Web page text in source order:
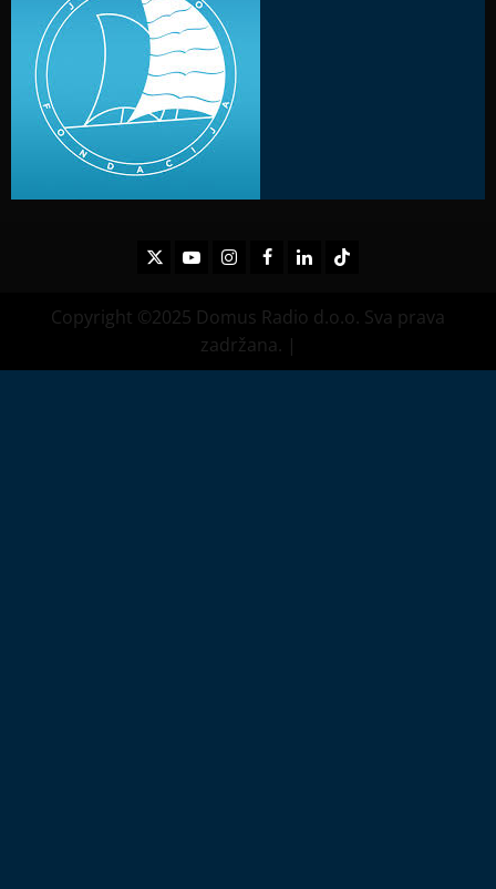
TwitterYoutubeInstagramFacebook
LinkedInTikTok
Copyright ©2025 Domus Radio d.o.o. Sva prava
zadržana. |